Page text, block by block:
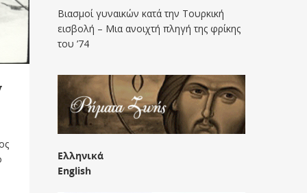
Βιασμοί γυναικών κατά την Τουρκική
εισβολή – Μια ανοιχτή πληγή της φρίκης
του ’74
Ελληνικά
English